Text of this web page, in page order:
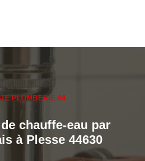
PLOMBERIE 44
chauffe-eau par
à Plesse 44630